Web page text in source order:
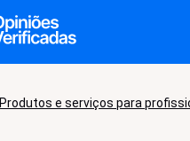
Produtos e serviços para